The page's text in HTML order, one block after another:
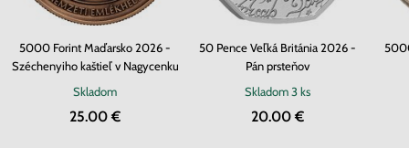
5000 Forint Maďarsko 2026 -
Széchenyiho kaštieľ v Nagycenku
Skladom
25.00 €
50 Pence Veľká Británia 2026 -
Pán prsteňov
Skladom3 ks
20.00 €